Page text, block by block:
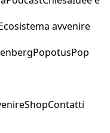
avvenire
PopotusPop
ShopContatti